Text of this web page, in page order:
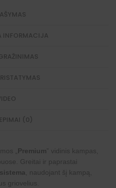
INFORMACIJA
(0)
„Premium ” vidinis kampas,
Greitai ir paprastai
, naudojant šį kampą,
griovelius.